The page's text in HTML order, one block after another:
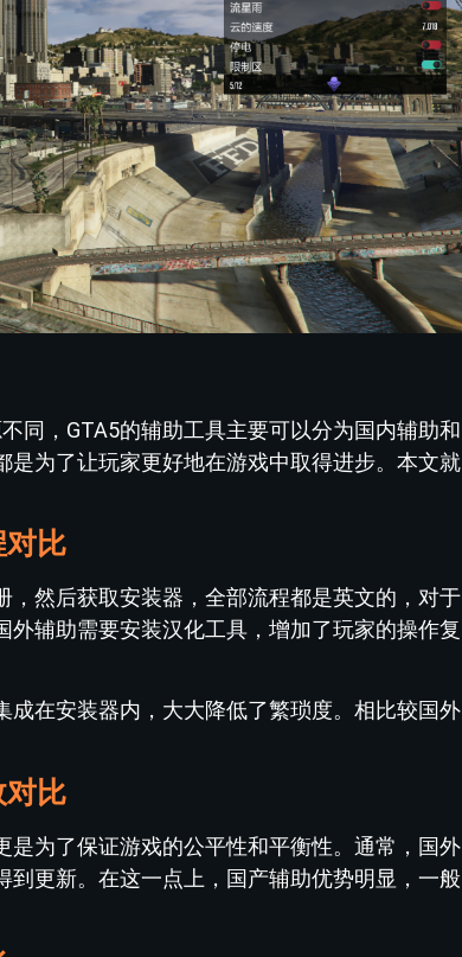
同，GTA5的辅助工具主要可以分为国内辅助和
为了让玩家更好地在游戏中取得进步。本文就
对比
然后获取安装器，全部流程都是英文的，对于
辅助需要安装汉化工具，增加了玩家的操作复
在安装器内，大大降低了繁琐度。相比较国外
对比
为了保证游戏的公平性和平衡性。通常，国外
更新。在这一点上，国产辅助优势明显，一般